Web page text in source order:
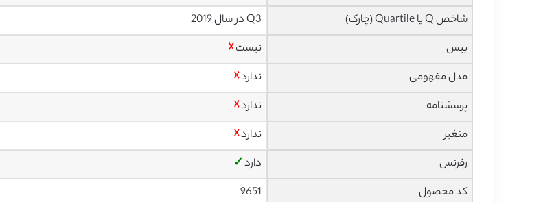
شاخص Q یا Quartile (چارک)
Q3 در سال 2019
بیس
نیست☓
مدل مفهومی
ندارد☓
پرسشنامه
ندارد☓
متغیر
ندارد☓
رفرنس
دارد✓
کد محصول
9651